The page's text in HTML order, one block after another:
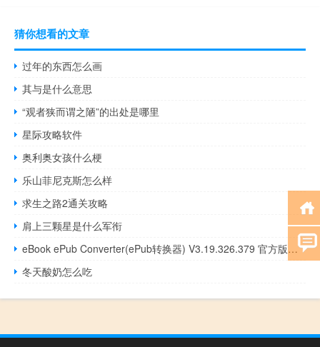
猜你想看的文章
过年的东西怎么画
其与是什么意思
“观者狭而谓之陋”的出处是哪里
星际攻略软件
奥利奥女孩什么梗
乐山菲尼克斯怎么样
求生之路2通关攻略
肩上三颗星是什么军衔
eBook ePub Converter(ePub转换器) V3.19.326.379 官方版（eBook ePub Converter(ePub转换器) V3.19.326.379 官方版功能简介）
冬天酸奶怎么吃